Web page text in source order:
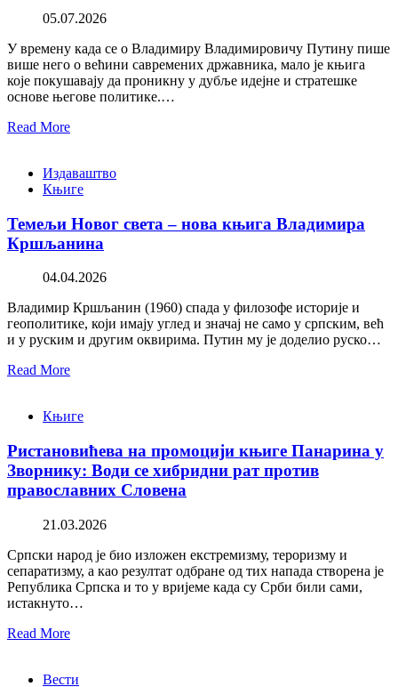
05.07.2026
У времену када се о Владимиру Владимировичу Путину пише
више него о већини савремених државника, мало је књига
које покушавају да проникну у дубље идејне и стратешке
основе његове политике.…
Read More
Издаваштво
Књиге
Темељи Новог света – нова књига Владимира
Кршљанина
04.04.2026
Владимир Кршљанин (1960) спада у филозофе историје и
геополитике, који имају углед и значај не само у српским, већ
и у руским и другим оквирима. Путин му је доделио руско…
Read More
Књиге
Ристановићева на промоцији књиге Панарина у
Зворнику: Води се хибридни рат против
православних Словена
21.03.2026
Српски народ је био изложен екстремизму, тероризму и
сепаратизму, а као резултат одбране од тих напада створена је
Република Српска и то у вријеме када су Срби били сами,
истакнуто…
Read More
Вести